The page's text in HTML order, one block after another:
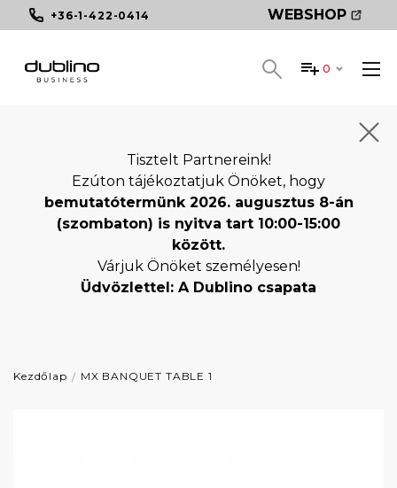
+36-1-422-0414 WEBSHOP
0
Tisztelt Partnereink!
Ezúton tájékoztatjuk Önöket, hogy
bemutatótermünk 2026. augusztus 8-án
(szombaton) is nyitva tart 10:00-15:00
között.
Várjuk Önöket személyesen!
Üdvözlettel: A Dublino csapata
Kezdőlap MX BANQUET TABLE 1